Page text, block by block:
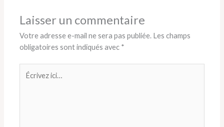
Laisser un commentaire
Votre adresse e-mail ne sera pas publiée. Les champs
obligatoires sont indiqués avec *
ici…